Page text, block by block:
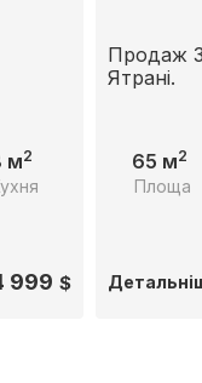
м2
999 $
Продаж
Ятрані.
65 м2
Площа